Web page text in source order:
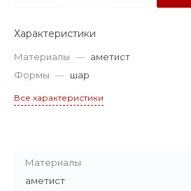
Характеристики
Материалы — аметист
Формы — шар
Все характеристики
Материалы
аметист